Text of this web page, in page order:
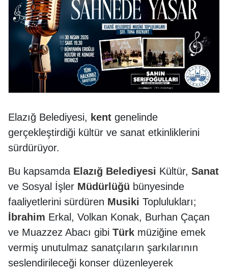
Elazığ Belediyesi, kent genelinde
gerçekleştirdiği kültür ve sanat etkinliklerini
sürdürüyor.
Bu kapsamda Elazığ Belediyesi Kültür, Sanat
ve Sosyal İşler Müdürlüğü bünyesinde
faaliyetlerini sürdüren Musiki Toplulukları;
İbrahim Erkal, Volkan Konak, Burhan Çaçan
ve Muazzez Abacı gibi Türk müziğine emek
vermiş unutulmaz sanatçıların şarkılarının
seslendirileceği konser düzenleyerek